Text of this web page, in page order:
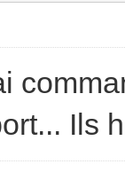
Ils